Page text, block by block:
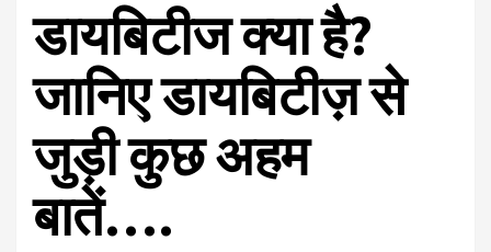
डायबिटीज क्या है?
जानिए डायबिटीज़ से
जुड़ी कुछ अहम
बातें….